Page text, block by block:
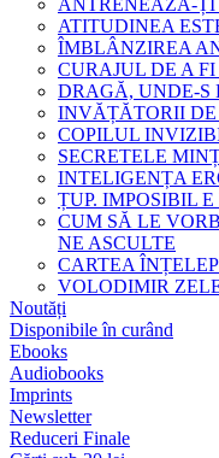
ANTRENEAZĂ-ȚI
ATITUDINEA
ÎMBLÂNZIREA
CURAJUL DE A
DRAGĂ, UNDE-S
INVĂȚĂTORII DE
COPILUL
SECRETELE
INTELIGENȚA
ȚUP. IMPOSIBIL
CUM SĂ LE
NE ASCULTE
CARTEA
VOLODIMIR
Noutăți
Disponibile în curând
Ebooks
Audiobooks
Imprints
Newsletter
Reduceri Finale